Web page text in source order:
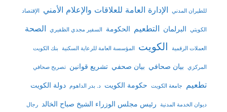
للطيران المدني الإدارة العامة للعلاقات والإعلام الأمني الإقتصاد
الكويتي البرلمان التطعيم الحكومة السفير مجدي الظفيري الصحة
العملات الرقمية الكويت المؤسسة العامة للرعاية السكنية بنك الكويت
المركزي بيان صحافي بيان صحفي تشريع قوانين تصريح صحافي
تطعيم جامعة الكويت حكومة الكويت د. بدر الداهوم دولة الكويت
ديوان الخدمة المدنية رئيس مجلس الوزراء الشيخ صباح الخالد رجال